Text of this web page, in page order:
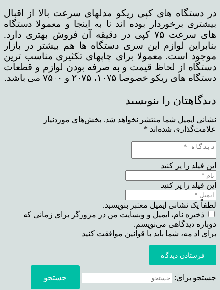
در دستگاه های کپی ریکو مدلهای سرعت بالا از اقبال
بیشتری برخوردار بوده اند تا به اینجا و معمولا دستگاه
های سرعت ۷۵ کپی در دقیقه آن فروش بهتری دارد.
بنابراین لوازم این سری دستگاه ها هم بیشتر در بازار
موجود است. معمولا برای چاپهای تکثیری مناسب ترین
دستگاه از لحاظ قیمت و به صرفه بودن لوازم و قطعات
دستگاه های ریکو خصوصا ۱۰۷۵، ۲۰۷۵ و ۷۵۰۰ می باشد.
دیدگاهتان را بنویسید
نشانی ایمیل شما منتشر نخواهد شد. بخش‌های موردنیاز
علامت‌گذاری شده‌اند *
این فیلد را پر کنید
این فیلد را پر کنید
لطفاً یک نشانی ایمیل معتبر بنویسید.
ذخیره نام، ایمیل و وبسایت من در مرورگر برای زمانی که
دوباره دیدگاهی می‌نویسم.
برای ادامه، شما باید با قوانین موافقت کنید
فرستادن دیدگاه
جستجو برای: